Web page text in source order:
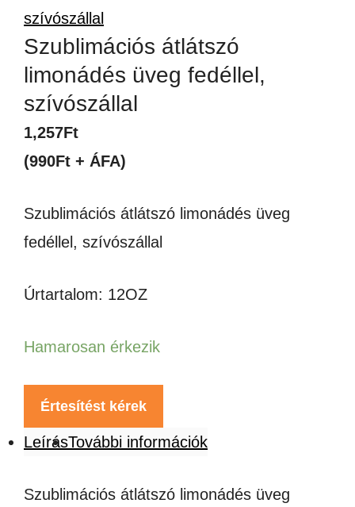
Szublimációs átlátszó
limonádés üveg fedéllel,
szívószállal
1,257Ft
(990Ft + ÁFA)
Szublimációs átlátszó limonádés üveg
fedéllel, szívószállal
Úrtartalom: 12OZ
Hamarosan érkezik
Értesítést kérek
LeírásTovábbi információk
Szublimációs átlátszó limonádés üveg